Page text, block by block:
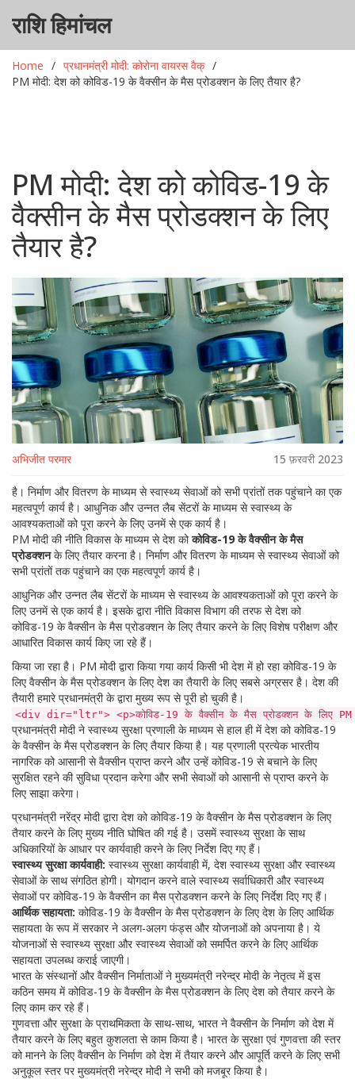
राशि हिमांचल
Home
प्रधानमंत्री मोदी: कोरोना वायरस वैक्
PM मोदी: देश को कोविड-19 के वैक्सीन के मैस प्रोडक्शन के लिए तैयार है?
PM मोदी: देश को कोविड-19 के
वैक्सीन के मैस प्रोडक्शन के लिए
तैयार है?
अभिजीत परमार 15 फ़रवरी 2023
है। निर्माण और वितरण के माध्यम से स्वास्थ्य सेवाओं को सभी प्रांतों तक पहुंचाने का एक
महत्वपूर्ण कार्य है। आधुनिक और उन्नत लैब सेंटरों के माध्यम से स्वास्थ्य के
आवश्यकताओं को पूरा करने के लिए उनमें से एक कार्य है।
PM मोदी की नीति विकास के माध्यम से देश कोकोविड-19 के वैक्सीन के मैस
प्रोडक्शनके लिए तैयार करना है। निर्माण और वितरण के माध्यम से स्वास्थ्य सेवाओं को
सभी प्रांतों तक पहुंचाने का एक महत्वपूर्ण कार्य है।
आधुनिक और उन्नत लैब सेंटरों के माध्यम से स्वास्थ्य के आवश्यकताओं को पूरा करने के
लिए उनमें से एक कार्य है। इसके द्वारा नीति विकास विभाग की तरफ से देश को
कोविड-19 के वैक्सीन के मैस प्रोडक्शन के लिए तैयार करने के लिए विशेष परीक्षण और
आधारित विकास कार्य किए जा रहे हैं।
किया जा रहा है। PM मोदी द्वारा किया गया कार्य किसी भी देश में हो रहा कोविड-19 के
लिए वैक्सीन के मैस प्रोडक्शन के लिए देश का तैयारी के लिए सबसे अग्रसर है। देश की
तैयारी हमारे प्रधानमंत्री के द्वारा मुख्य रूप से पूरी हो चुकी है।
<div dir="ltr"> <p>कोविड-19 के वैक्सीन के मैस प्रोडक्शन के लिए PM मोदी
प्रधानमंत्री मोदी ने स्वास्थ्य सुरक्षा प्रणाली के माध्यम से हाल ही में देश को कोविड-19
के वैक्सीन के मैस प्रोडक्शन के लिए तैयार किया है। यह प्रणाली प्रत्येक भारतीय
नागरिक को आसानी से वैक्सीन प्राप्त करने और उन्हें कोविड-19 से बचाने के लिए
सुरक्षित रहने की सुविधा प्रदान करेगा और सभी सेवाओं को आसानी से प्राप्त करने के
लिए साझा करेगा।
प्रधानमंत्री नरेंद्र मोदी द्वारा देश को कोविड-19 के वैक्सीन के मैस प्रोडक्शन के लिए
तैयार करने के लिए मुख्य नीति घोषित की गई है। उसमें स्वास्थ्य सुरक्षा के साथ
अधिकारियों के आधार पर कार्यवाही करने के लिए निर्देश दिए गए हैं।
स्वास्थ्य सुरक्षा कार्यवाही: स्वास्थ्य सुरक्षा कार्यवाही में, देश स्वास्थ्य सुरक्षा और स्वास्थ्य
सेवाओं के साथ संगठित होगी। योगदान करने वाले स्वास्थ्य सर्वाधिकारी और स्वास्थ्य
सेवाओं पर कोविड-19 के वैक्सीन का मैस प्रोडक्शन करने के लिए निर्देश दिए गए हैं।
आर्थिक सहायता: कोविड-19 के वैक्सीन के मैस प्रोडक्शन के लिए देश के लिए आर्थिक
सहायता के रूप में सरकार ने अलग-अलग फंड्स और योजनाओं को अपनाया है। ये
योजनाओं से स्वास्थ्य सुरक्षा और स्वास्थ्य सेवाओं को समर्पित करने के लिए आर्थिक
सहायता उपलब्ध कराई जाएगी।
भारत के संस्थानों और वैक्सीन निर्माताओं ने मुख्यमंत्री नरेन्द्र मोदी के नेतृत्व में इस
कठिन समय में कोविड-19 के वैक्सीन के मैस प्रोडक्शन के लिए देश को तैयार करने के
लिए काम कर रहे हैं।
गुणवत्ता और सुरक्षा के प्राथमिकता के साथ-साथ, भारत ने वैक्सीन के निर्माण को देश में
तैयार करने के लिए बहुत कुशलता से काम किया है। भारत के सुरक्षा एवं गुणवत्ता की स्तर
को मानने के लिए वैक्सीन के निर्माण को देश में तैयार करने और आपूर्ति करने के लिए सभी
अनुकूल स्तर पर मुख्यमंत्री नरेन्द्र मोदी ने सभी को मजबूर किया है।